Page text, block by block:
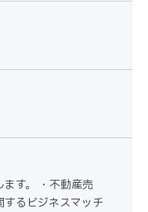
す。 ・不動産売
るビジネスマッチ